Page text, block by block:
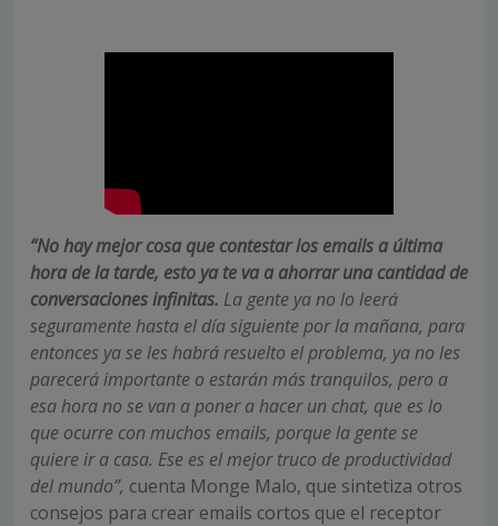
“No hay mejor cosa que contestar los emails a última
hora de la tarde, esto ya te va a ahorrar una cantidad de
conversaciones infinitas. La gente ya no lo leerá
seguramente hasta el día siguiente por la mañana, para
entonces ya se les habrá resuelto el problema, ya no les
parecerá importante o estarán más tranquilos, pero a
esa hora no se van a poner a hacer un chat, que es lo
que ocurre con muchos emails, porque la gente se
quiere ir a casa. Ese es el mejor truco de productividad
del mundo”, cuenta Monge Malo, que sintetiza otros
consejos para crear emails cortos que el receptor